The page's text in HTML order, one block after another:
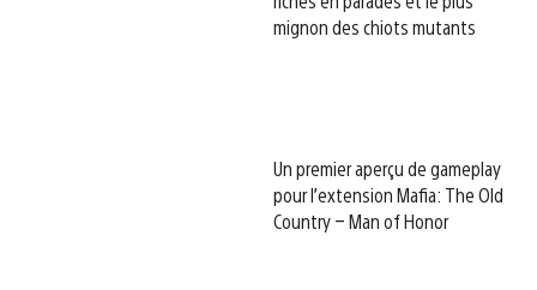
mignon des chiots mutants
Un premier aperçu de gameplay
pour l’extension Mafia: The Old
Country – Man of Honor